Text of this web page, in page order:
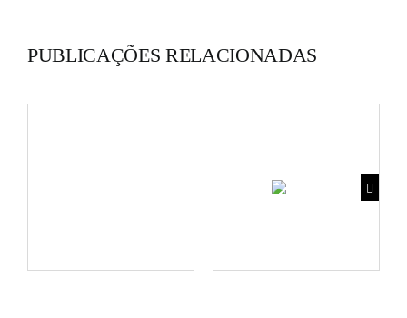
PUBLICAÇÕES RELACIONADAS